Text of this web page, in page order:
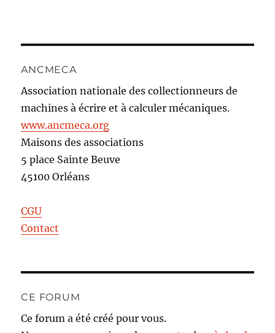
ANCMECA
Association nationale des collectionneurs de
machines à écrire et à calculer mécaniques.
www.ancmeca.org
Maisons des associations
5 place Sainte Beuve
45100 Orléans
CGU
Contact
CE FORUM
Ce forum a été créé pour vous.